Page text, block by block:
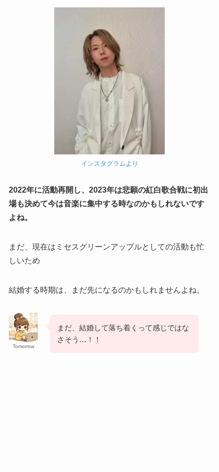
インスタグラムより
2022年に活動再開し、2023年は悲願の紅白歌合戦に初出
場も決めて今は音楽に集中する時なのかもしれないです
よね。
まだ、現在はミセスグリーンアップルとしての活動も忙
しいため
結婚する時期は、まだ先になるのかもしれませんよね。
Tomorrow
まだ、結婚して落ち着くって感じではな
さそう…！！